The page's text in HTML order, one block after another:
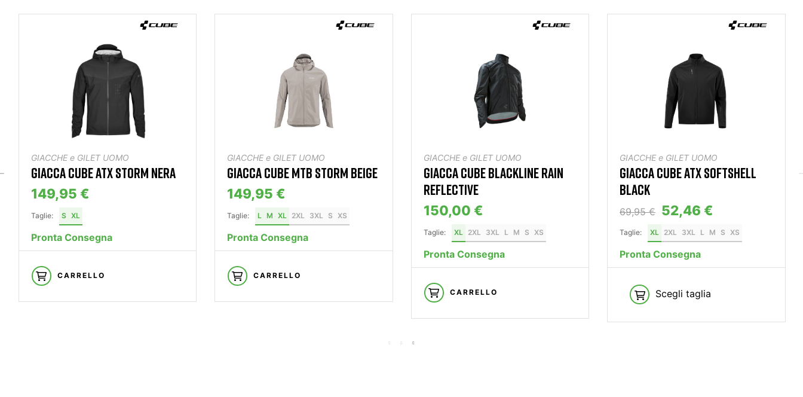
GIACCHE e GILET UOMO
GIACCA CUBE ATX STORM NERA
149,95 €
Taglie: S XL
Pronta Consegna
CARRELLO
GIACCHE e GILET UOMO
GIACCA CUBE MTB STORM BEIGE
149,95 €
Taglie: L M XL 2XL 3XL S XS
Pronta Consegna
CARRELLO
GIACCHE e GILET UOMO
GIACCA CUBE BLACKLINE RAIN
REFLECTIVE
150,00 €
Taglie: XL 2XL 3XL L M S XS
Pronta Consegna
CARRELLO
GIACCHE e GILET UOMO
GIACCA CUBE ATX SOFTSHELL
BLACK
69,95 € 52,46 €
Taglie: XL 2XL 3XL L M S XS
Pronta Consegna
Scegli taglia